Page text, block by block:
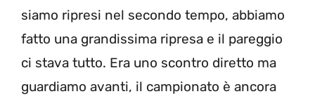
siamo ripresi nel secondo tempo, abbiamo
fatto una grandissima ripresa e il pareggio
ci stava tutto. Era uno scontro diretto ma
guardiamo avanti, il campionato è ancora